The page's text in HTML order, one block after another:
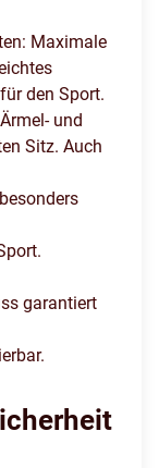
Maximale
den Sport.
und
Sitz. Auch
garantiert